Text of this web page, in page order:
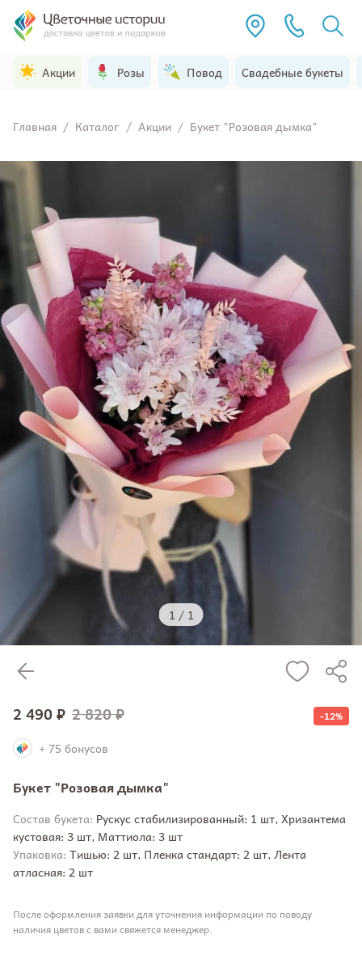
Акции Розы Повод Свадебные букеты
Главная / Каталог / Акции / Букет "Розовая дымка"
Букет "Розовая дымка"
1 / 1
Состав букета: Рускус стабилизированный: 1 шт, Хризантема
кустовая: 3 шт, Маттиола: 3 шт
Упаковка: Тишью: 2 шт, Пленка стандарт: 2 шт, Лента
атласная: 2 шт
После оформления заявки для уточнения информации по поводу
наличия цветов с вами свяжется менеджер.
2 490 ₽ 2 820 ₽ -12%
+ 75 бонусов